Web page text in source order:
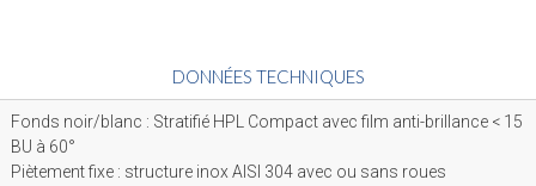
DONNÉES TECHNIQUES
Fonds noir/blanc : Stratifié HPL Compact avec film anti-brillance < 15
BU à 60°
Piètement fixe : structure inox AISI 304 avec ou sans roues